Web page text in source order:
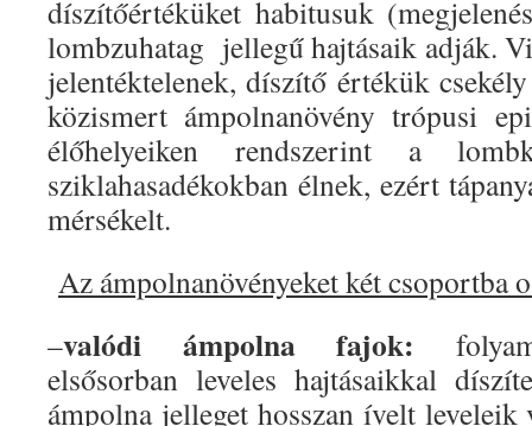
díszítőértéküket habitusuk
lombzuhatag jellegű hajtásaik adják.
jelentéktelenek, díszítő értékük
közismert ámpolnanövény trópusi
élőhelyeiken rendszerint a
sziklahasadékokban élnek, ezért
mérsékelt.
Az ámpolnanövényeket két csoportba
–valódi ámpolna fajok:
elsősorban leveles hajtásaikkal
ámpolna jelleget hosszan ívelt